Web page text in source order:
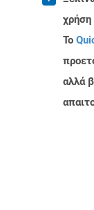
χρήση
Το
αλλά